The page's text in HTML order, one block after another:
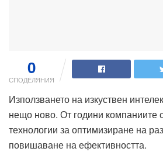
0
СПОДЕЛЯНИЯ
Използването на изкуствен
нещо ново. От години компаниите
технологии за оптимизиране на
повишаване на ефективността.